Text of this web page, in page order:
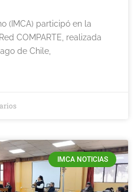
(IMCA) participó en la
COMPARTE, realizada
de Chile,
IMCA NOTICIAS